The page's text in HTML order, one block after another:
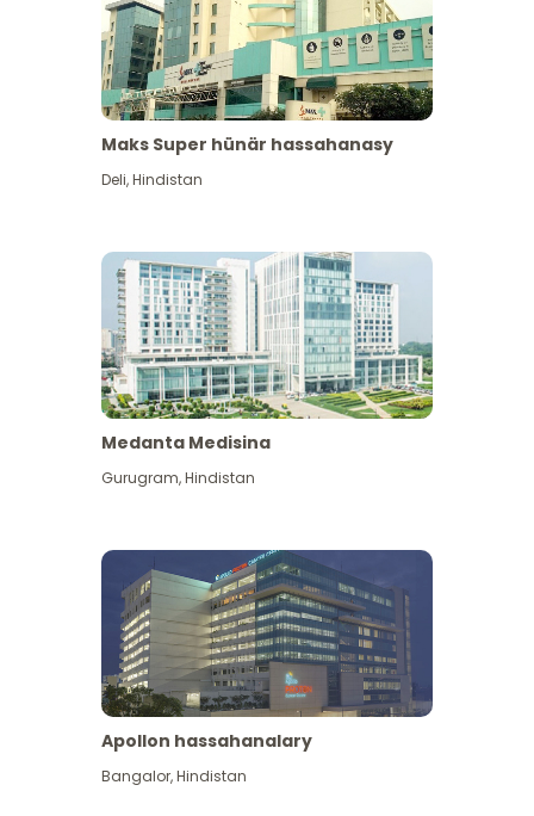
Has giňişleýin gör
Maks Super hünär hassahanasy
Deli,Hindistan
Medanta Medisina
Gurugram,Hindistan
Apollon hassahanalary
Bangalor,Hindistan